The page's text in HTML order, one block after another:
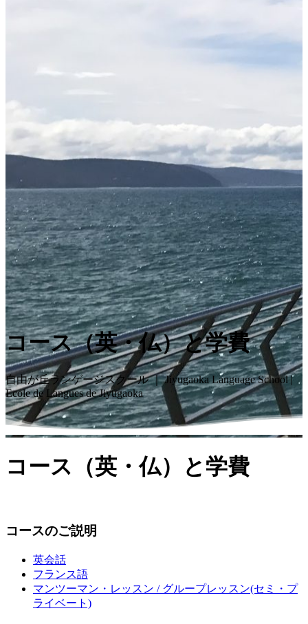
コース（英・仏）と学費
自由が丘ランゲージスクール ｜ Jiyugaoka Language School |
Ecole de Langues de Jiyugaoka
コース（英・仏）と学費
コースのご説明
英会話
フランス語
マンツーマン・レッスン / グループレッスン(セミ・プ
ライベート)